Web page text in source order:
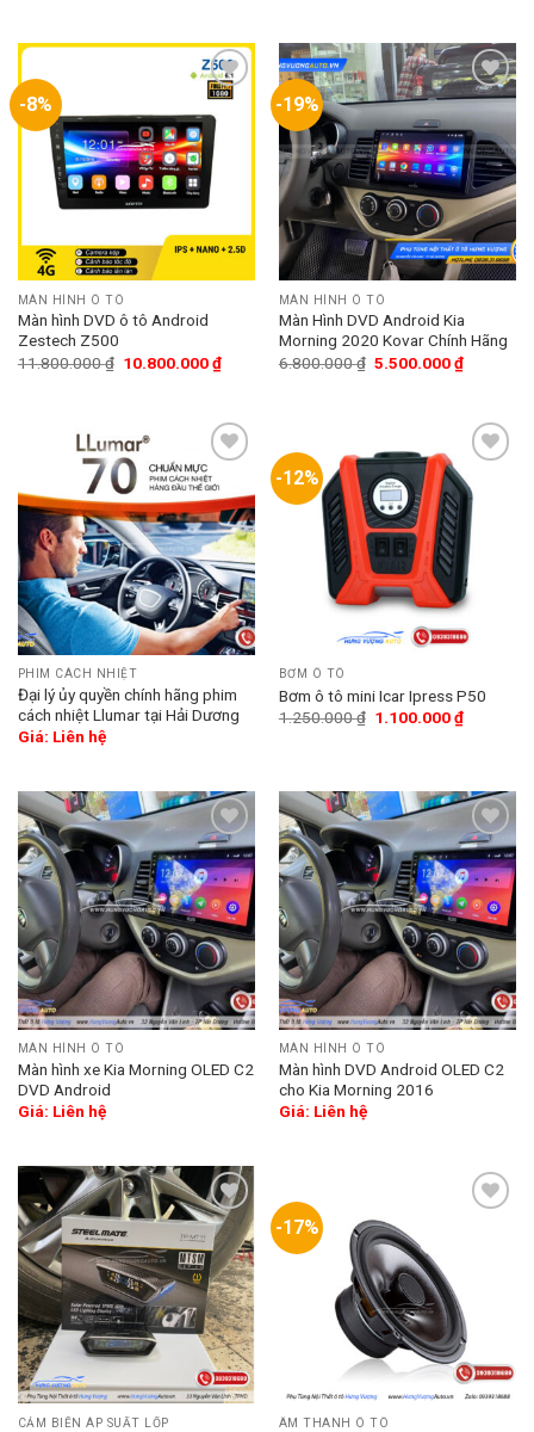
-8%
Add
to
wishlist
MÀN HÌNH Ô TÔ
Màn hình DVD ô tô Android
Zestech Z500
11.800.000₫ 10.800.000₫
-19%
Add
to
wishlist
MÀN HÌNH Ô TÔ
Màn Hình DVD Android Kia
Morning 2020 Kovar Chính Hãng
6.800.000₫ 5.500.000₫
to
wishlist
PHIM CÁCH NHIỆT
Đại lý ủy quyền chính hãng phim
cách nhiệt Llumar tại Hải Dương
Giá: Liên hệ
-12%
wishlist
BƠM Ô TÔ
Bơm ô tô mini Icar Ipress P50
1.250.000₫ 1.100.000₫
Add
to
wishlist
MÀN HÌNH Ô TÔ
Màn hình xe Kia Morning OLED C2
DVD Android
Giá: Liên hệ
Add
to
wishlist
MÀN HÌNH Ô TÔ
Màn hình DVD Android OLED C2
cho Kia Morning 2016
Giá: Liên hệ
Add
to
wishlist
CẢM BIẾN ÁP SUẤT LỐP
-17%
ÂM THANH Ô TÔ